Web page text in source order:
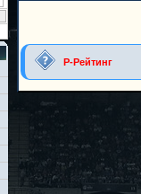
Р-Рейтинг